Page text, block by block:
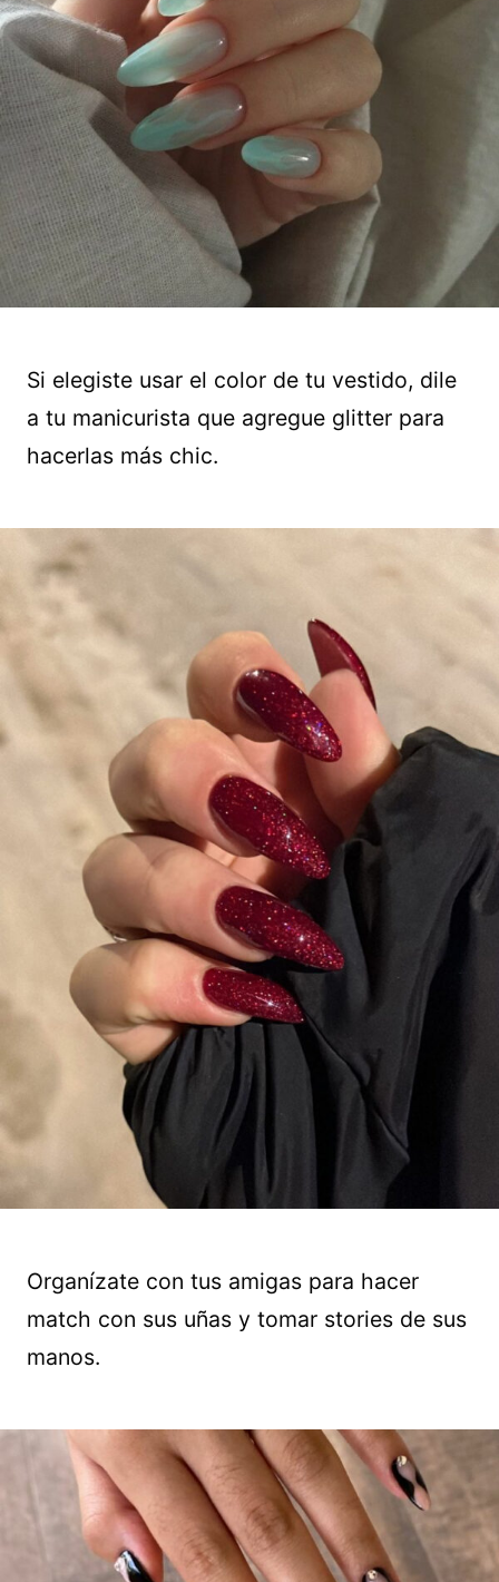
Si elegiste usar el color de tu vestido, dile
a tu manicurista que agregue glitter para
hacerlas más chic.
Organízate con tus amigas para hacer
match con sus uñas y tomar stories de sus
manos.